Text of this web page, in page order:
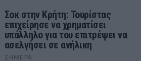
Σοκ στην Κρήτη: Τουρίστας
επιχείρησε να χρηματίσει
υπάλληλο για του επιτρέψει να
ασελγήσει σε ανήλικη
ΣΉΜΕΡΑ